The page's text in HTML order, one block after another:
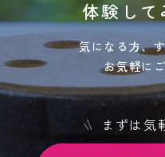
体験して
気になる方、
お気軽に
まずは気